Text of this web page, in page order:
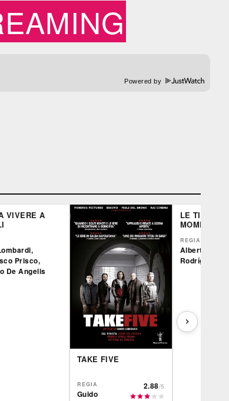
Powered by
VIVERE A
Prisco,
De Angelis
TAKE FIVE
REGIA
Guido
2.88/5
LE TIGRI DI
MOMPRACEM
REGIA
Alberto
Rodríguez